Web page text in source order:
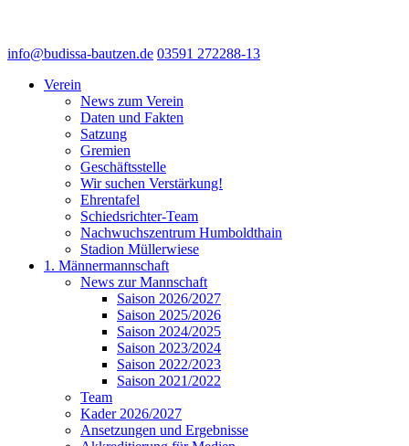
info@budissa-bautzen.de 03591 272288-13
Verein
News zum Verein
Daten und Fakten
Satzung
Gremien
Geschäftsstelle
Wir suchen Verstärkung!
Ehrentafel
Schiedsrichter-Team
Nachwuchszentrum Humboldthain
Stadion Müllerwiese
1. Männermannschaft
News zur Mannschaft
Saison 2026/2027
Saison 2025/2026
Saison 2024/2025
Saison 2023/2024
Saison 2022/2023
Saison 2021/2022
Team
Kader 2026/2027
Ansetzungen und Ergebnisse